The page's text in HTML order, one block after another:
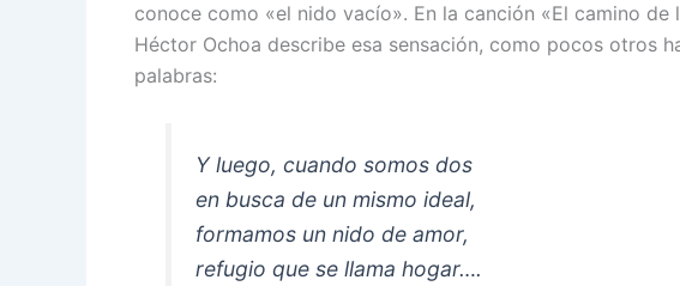
conoce como «el nido vacío». En la canción «El camino
Héctor Ochoa describe esa sensación, como pocos otros
palabras:
Y luego, cuando somos dos
en busca de un mismo ideal,
formamos un nido de amor,
refugio que se llama hogar….